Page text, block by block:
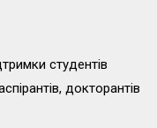
студентів
докторантів